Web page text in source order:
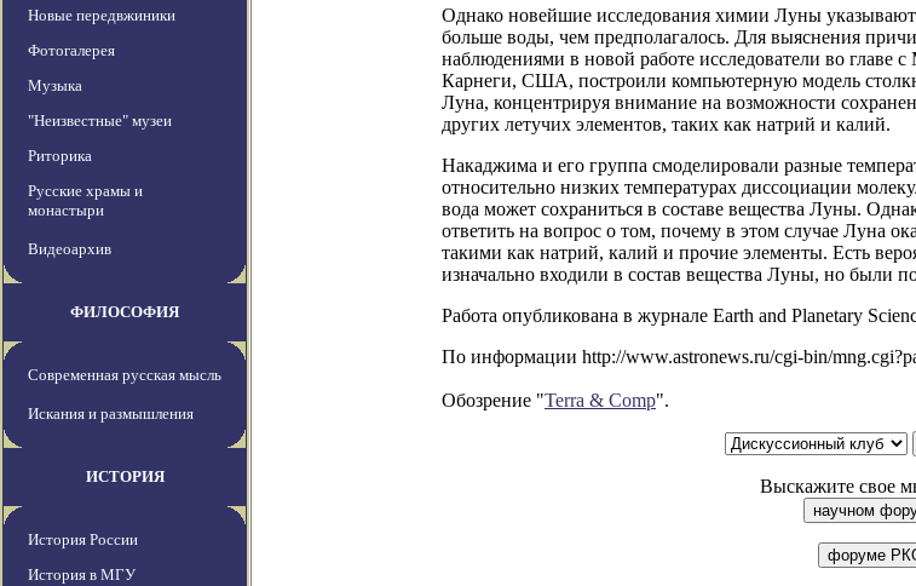
Новые передвжиники
Фотогалерея
Музыка
"Неизвестные" музеи
Риторика
Русские храмы и
монастыри
Видеоархив
ФИЛОСОФИЯ
Современная русская мысль
Искания и размышления
ИСТОРИЯ
История России
История в МГУ
Однако новейшие исследования химии Луны указывают
больше воды, чем предполагалось. Для выяснения
наблюдениями в новой работе исследователи во
Карнеги, США, построили компьютерную модель
Луна, концентрируя внимание на возможности
других летучих элементов, таких как натрий и калий.
Накаджима и его группа смоделировали разные
относительно низких температурах диссоциации
вода может сохраниться в составе вещества Луны.
ответить на вопрос о том, почему в этом случае Луна
такими как натрий, калий и прочие элементы. Есть
изначально входили в состав вещества Луны, но были
Работа опубликована в журнале Earth and Planetary
По информации http://www.astronews.ru/cgi-bin/
Обозрение "Terra & Comp".
Выскажите свое